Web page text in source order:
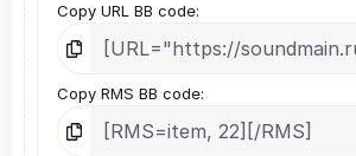
Copy URL BB code
Copy RMS BB code